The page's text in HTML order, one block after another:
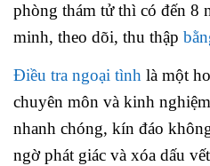
phòng thám tử thì có đến 8
minh, theo dõi, thu thập
Điều tra ngoại tình là một
chuyên môn và kinh
nhanh chóng, kín đáo
ngờ phát giác và xóa dấu